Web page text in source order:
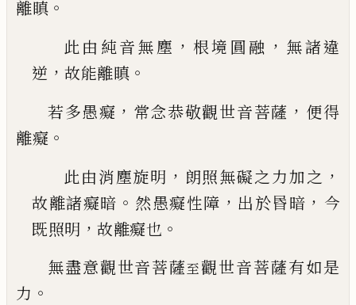
離瞋 。
此由純音無塵 ， 根境圓融 ， 無諸違
逆 ， 故能離瞋 。
若多愚癡 ， 常念恭敬觀世音菩薩 ， 便得
離癡 。
此由消塵旋明 ， 朗照無礙之力加之 ，
故離諸癡暗 。 然愚癡性障 ， 出於昬暗 ， 今
既照明 ， 故離癡也 。
無盡意觀世音菩薩至觀世音菩薩有如是
力 。